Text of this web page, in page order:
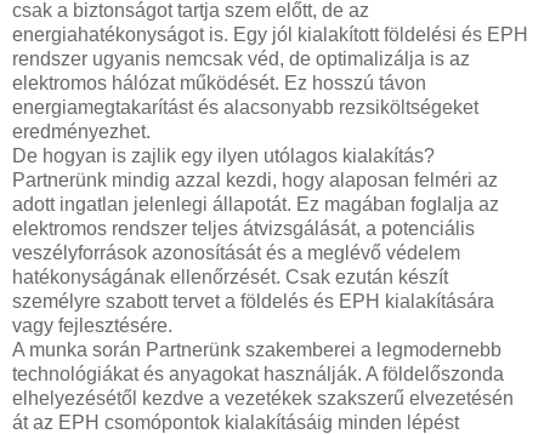
csak a biztonságot tartja szem előtt, de az
energiahatékonyságot is. Egy jól kialakított földelési és EPH
rendszer ugyanis nemcsak véd, de optimalizálja is az
elektromos hálózat működését. Ez hosszú távon
energiamegtakarítást és alacsonyabb rezsiköltségeket
eredményezhet.
De hogyan is zajlik egy ilyen utólagos kialakítás?
Partnerünk mindig azzal kezdi, hogy alaposan felméri az
adott ingatlan jelenlegi állapotát. Ez magában foglalja az
elektromos rendszer teljes átvizsgálását, a potenciális
veszélyforrások azonosítását és a meglévő védelem
hatékonyságának ellenőrzését. Csak ezután készít
személyre szabott tervet a földelés és EPH kialakítására
vagy fejlesztésére.
A munka során Partnerünk szakemberei a legmodernebb
technológiákat és anyagokat használják. A földelőszonda
elhelyezésétől kezdve a vezetékek szakszerű elvezetésén
át az EPH csomópontok kialakításáig minden lépést